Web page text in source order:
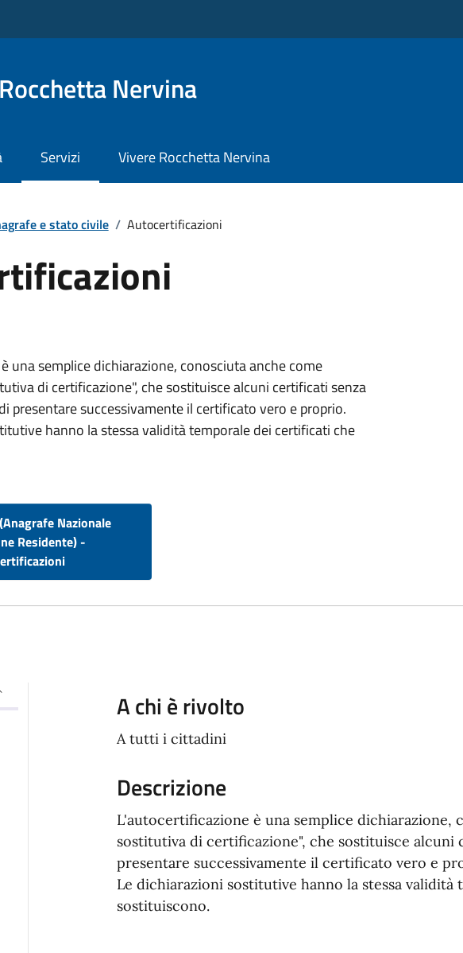
Nervina
Servizi Vivere Rocchetta Nervina
e stato civile / Autocertificazioni
una semplice dichiarazione, conosciuta anche come
di certificazione", che sostituisce alcuni certificati senza
presentare successivamente il certificato vero e proprio.
hanno la stessa validità temporale dei certificati che
Nazionale
Residente) -
A chi è rivolto
A tutti i cittadini
Descrizione
L'autocertificazione è una semplice dichiarazione,
sostitutiva di certificazione", che sostituisce alcuni
presentare successivamente il certificato vero e
Le dichiarazioni sostitutive hanno la stessa
sostituiscono.